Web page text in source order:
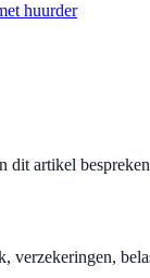
huurder
artikel